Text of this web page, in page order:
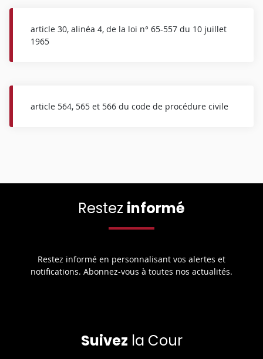
article 30, alinéa 4, de la loi n° 65-557 du 10 juillet
1965
article 564, 565 et 566 du code de procédure civile
Restez informé
Restez informé en personnalisant vos alertes et
notifications. Abonnez-vous à toutes nos actualités.
Suivez la Cour